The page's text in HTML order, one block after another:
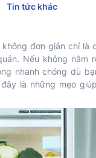
Tin tức khác
đơn giản chỉ là
Nếu không nắm
nhanh chóng dù
là những mẹo